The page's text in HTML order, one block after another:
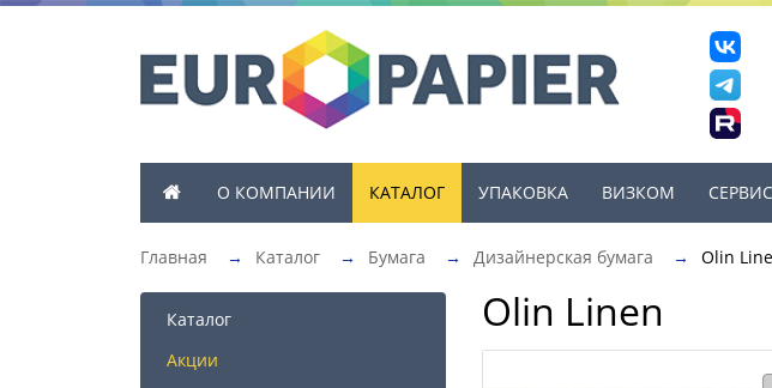
О КОМПАНИИ КАТАЛОГ УПАКОВКА ВИЗКОМ СЕРВИС
Главная → Каталог → Бумага → Дизайнерская бумага → Olin
Каталог
Акции
Olin Linen